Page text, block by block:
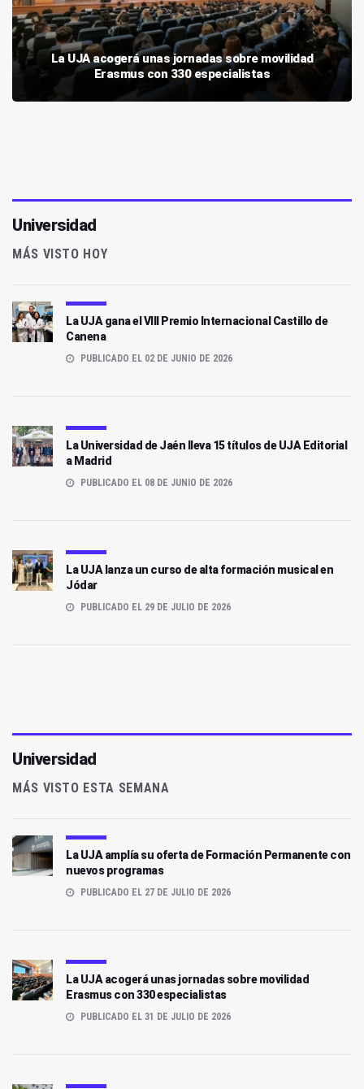
La UJA acogerá unas jornadas sobre movilidad
Erasmus con 330 especialistas
Universidad
MÁS VISTO HOY
La UJA gana el VIII Premio Internacional Castillo de
Canena
PUBLICADO EL 02 DE JUNIO DE 2026
La Universidad de Jaén lleva 15 títulos de UJA Editorial
a Madrid
PUBLICADO EL 08 DE JUNIO DE 2026
La UJA lanza un curso de alta formación musical en
Jódar
PUBLICADO EL 29 DE JULIO DE 2026
Universidad
MÁS VISTO ESTA SEMANA
La UJA amplía su oferta de Formación Permanente con
nuevos programas
PUBLICADO EL 27 DE JULIO DE 2026
La UJA acogerá unas jornadas sobre movilidad
Erasmus con 330 especialistas
PUBLICADO EL 31 DE JULIO DE 2026